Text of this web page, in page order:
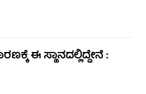
ಈ ಸ್ಥಾನದಲ್ಲಿದ್ದೇನೆ :